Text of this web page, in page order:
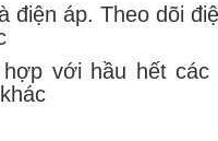
điện áp. Theo dõi
với hầu hết